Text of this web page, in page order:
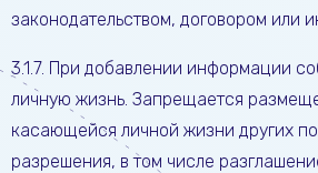
законодательством, договором или
3.1.7. При добавлении информации
личную жизнь. Запрещается
касающейся личной жизни других
разрешения, в том числе